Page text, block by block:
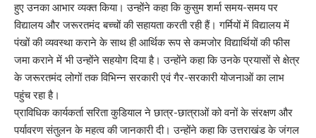
हुए उनका आभार व्यक्त किया। उन्होंने कहा कि कुसुम शर्मा समय-समय पर
विद्यालय और जरूरतमंद बच्चों की सहायता करती रही हैं। गर्मियों में विद्यालय में
पंखों की व्यवस्था कराने के साथ ही आर्थिक रूप से कमजोर विद्यार्थियों की फीस
जमा कराने में भी उन्होंने सहयोग दिया है। उन्होंने कहा कि उनके प्रयासों से क्षेत्र
के जरूरतमंद लोगों तक विभिन्न सरकारी एवं गैर-सरकारी योजनाओं का लाभ
पहुंच रहा है।
प्राविधिक कार्यकर्ता सरिता कुडियाल ने छात्र-छात्राओं को वनों के संरक्षण और
पर्यावरण संतुलन के महत्व की जानकारी दी। उन्होंने कहा कि उत्तराखंड के जंगल